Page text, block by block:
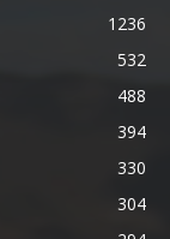
1236
532
488
394
330
304